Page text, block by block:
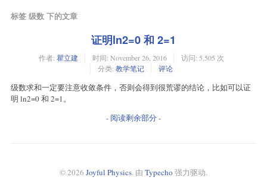
标签 级数 下的文章
证明ln2=0 和 2=1
作者: 瞿立建 时间: November 26, 2016
访问: 5,505 次
分类: 教学笔记 评论
级数求和一定要注意收敛条件，否则会得到很荒谬的结论，比如可以证
明 ln2=0 和 2=1。
- 阅读剩余部分 -
© 2026 Joyful Physics. 由 Typecho 强力驱动.